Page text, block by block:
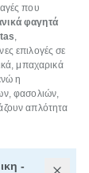
που
φαγητά
,
επιλογές σε
μπαχαρικά
η
φασολιών,
απλότητα
-